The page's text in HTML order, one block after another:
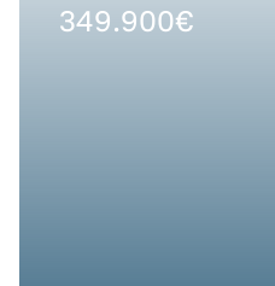
349.900€